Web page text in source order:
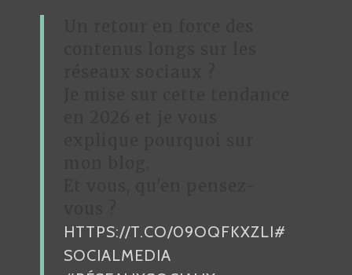
HTTPS://T.CO/09OQFKXZLI#
SOCIALMEDIA